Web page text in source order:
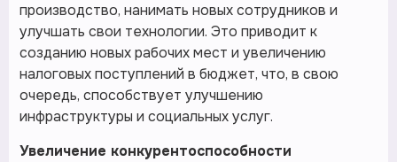
производство, нанимать новых сотрудников и
улучшать свои технологии. Это приводит к
созданию новых рабочих мест и увеличению
налоговых поступлений в бюджет, что, в свою
очередь, способствует улучшению
инфраструктуры и социальных услуг.
Увеличение конкурентоспособности